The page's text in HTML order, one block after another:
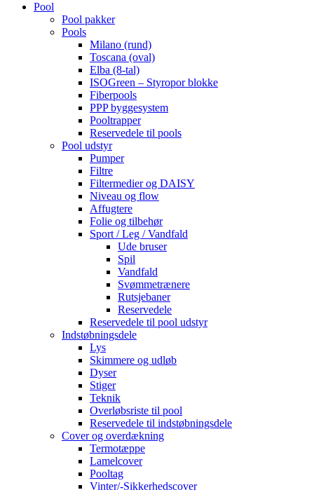
Pool
Pool pakker
Pools
Milano (rund)
Toscana (oval)
Elba (8-tal)
ISOGreen – Styropor blokke
Fiberpools
PPP byggesystem
Pooltrapper
Reservedele til pools
Pool udstyr
Pumper
Filtre
Filtermedier og DAISY
Niveau og flow
Affugtere
Folie og tilbehør
Sport / Leg / Vandfald
Ude bruser
Spil
Vandfald
Svømmetrænere
Rutsjebaner
Reservedele
Reservedele til pool udstyr
Indstøbningsdele
Lys
Skimmere og udløb
Dyser
Stiger
Teknik
Overløbsriste til pool
Reservedele til indstøbningsdele
Cover og overdækning
Termotæppe
Lamelcover
Pooltag
Vinter/-Sikkerhedscover